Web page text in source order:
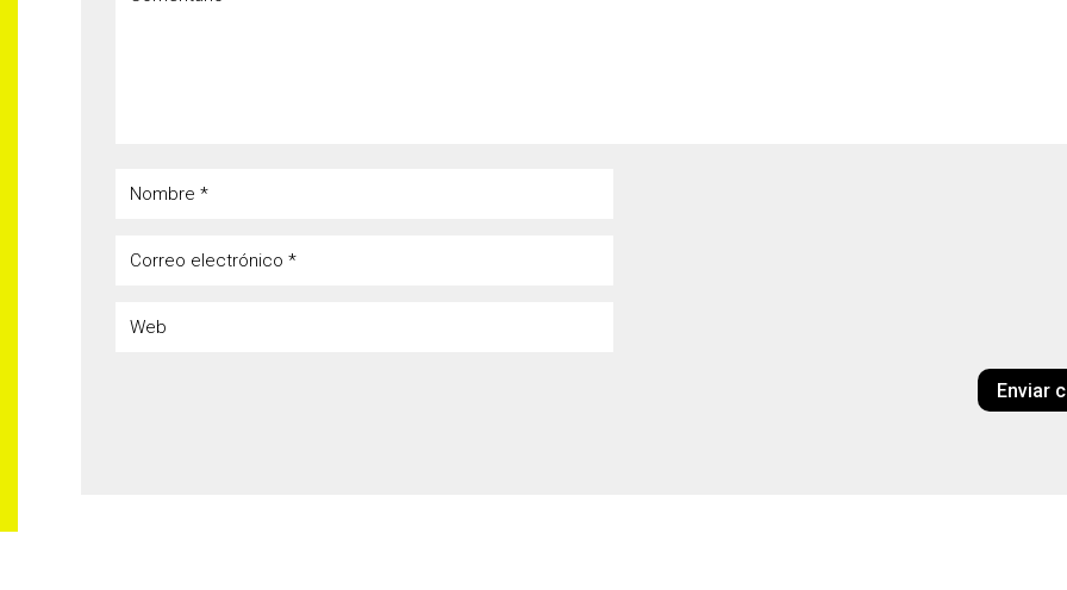
Enviar